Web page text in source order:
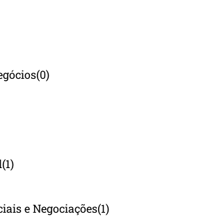
(0)
(1)
e Negociações(1)